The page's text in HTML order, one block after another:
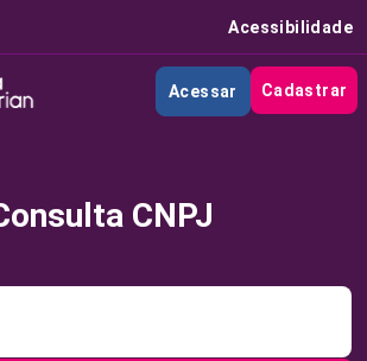
Acessibilidade
Acessar Cadastrar
CNPJ